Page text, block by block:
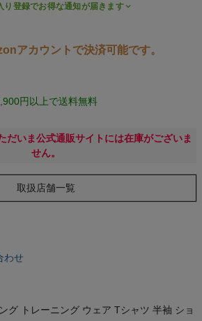
り登録でお得な通知が届きます
アカウントで決済可能です。
円以上で送料無料
だいま公式通販サイトには在庫がございま
せん。
取扱店舗一覧
わせ
グ トレーニング ウェア Tシャツ 半袖 ショ